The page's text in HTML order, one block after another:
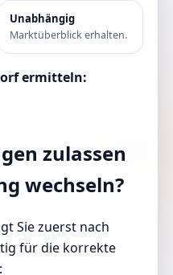
Unabhängig
Marktüberblick erhalten.
ermitteln:
zulassen
wechseln?
Sie zuerst nach
für die korrekte